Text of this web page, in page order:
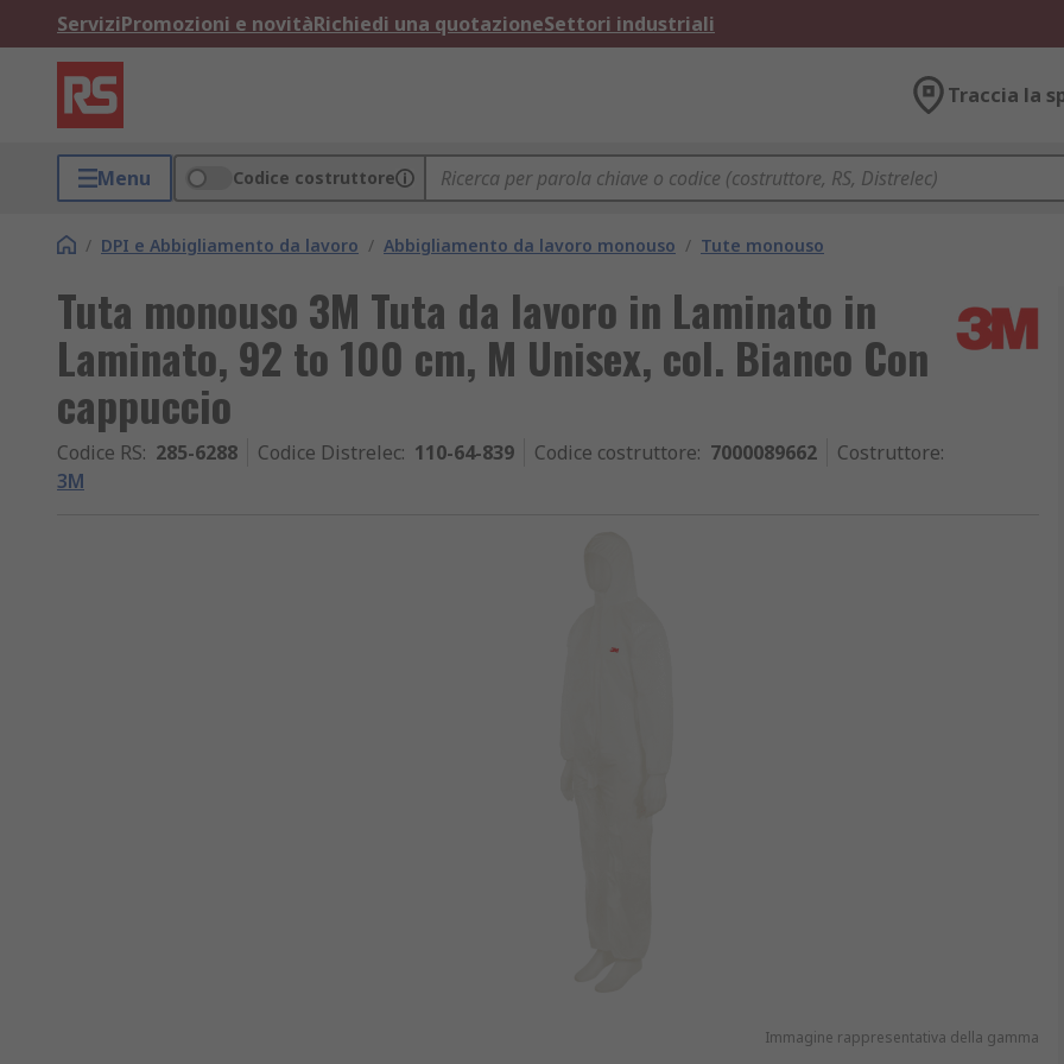
ServiziPromozioni e novitàRichiedi una quotazioneSettori industriali
Traccia la
Menu Codice costruttore
/ DPI e Abbigliamento da lavoro / Abbigliamento da lavoro monouso / Tute monouso
Tuta monouso 3M Tuta da lavoro in Laminato in
Laminato, 92 to 100 cm, M Unisex, col. Bianco Con
cappuccio
Codice RS: 285-6288 Codice Distrelec: 110-64-839 Codice costruttore: 7000089662 Costruttore:
3M
Immagine rappresentativa della gamma